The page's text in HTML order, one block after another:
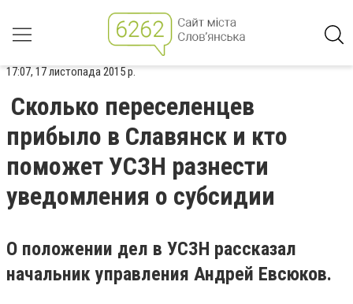
17:07, 17 листопада 2015 р.
Сколько переселенцев
прибыло в Славянск и кто
поможет УСЗН разнести
уведомления о субсидии
О положении дел в УСЗН рассказал
начальник управления Андрей Евсюков.